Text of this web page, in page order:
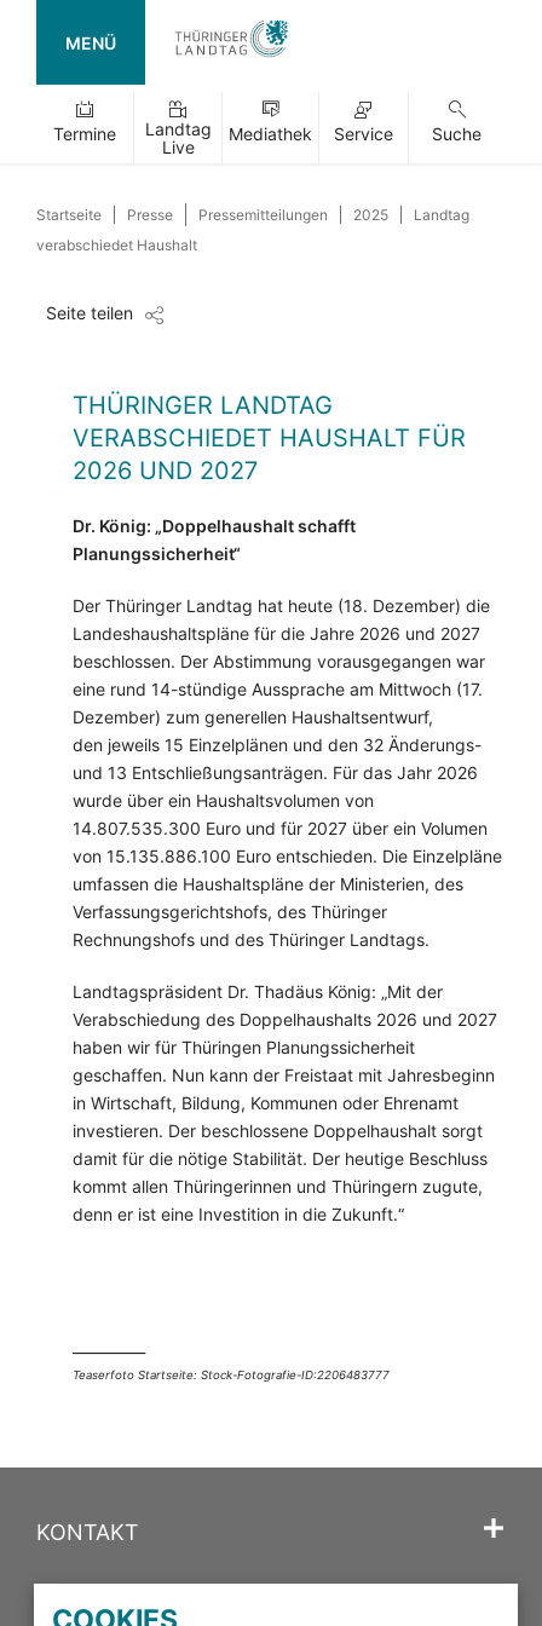
MENÜ
Termine
Landtag
Live
Mediathek Service Suche
Startseite Presse Pressemitteilungen 2025
Landtag
verabschiedet Haushalt
Seite teilen
THÜRINGER LANDTAG
VERABSCHIEDET HAUSHALT FÜR
2026 UND 2027
Dr. König: „Doppelhaushalt schafft
Planungssicherheit“
Der Thüringer Landtag hat heute (18. Dezember) die
Landeshaushaltspläne für die Jahre 2026 und 2027
beschlossen. Der Abstimmung vorausgegangen war
eine rund 14-stündige Aussprache am Mittwoch (17.
Dezember) zum generellen Haushaltsentwurf,
den jeweils 15 Einzelplänen und den 32 Änderungs-
und 13 Entschließungsanträgen. Für das Jahr 2026
wurde über ein Haushaltsvolumen von
14.807.535.300 Euro und für 2027 über ein Volumen
von 15.135.886.100 Euro entschieden. Die Einzelpläne
umfassen die Haushaltspläne der Ministerien, des
Verfassungsgerichtshofs, des Thüringer
Rechnungshofs und des Thüringer Landtags.
Landtagspräsident Dr. Thadäus König: „Mit der
Verabschiedung des Doppelhaushalts 2026 und 2027
haben wir für Thüringen Planungssicherheit
geschaffen. Nun kann der Freistaat mit Jahresbeginn
in Wirtschaft, Bildung, Kommunen oder Ehrenamt
investieren. Der beschlossene Doppelhaushalt sorgt
damit für die nötige Stabilität. Der heutige Beschluss
kommt allen Thüringerinnen und Thüringern zugute,
denn er ist eine Investition in die Zukunft.“
Teaserfoto Startseite: Stock-Fotografie-ID:2206483777
KONTAKT